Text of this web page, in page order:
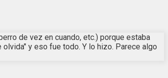
de vez en cuando, etc.) porque estaba
y eso fue todo. Y lo hizo. Parece algo